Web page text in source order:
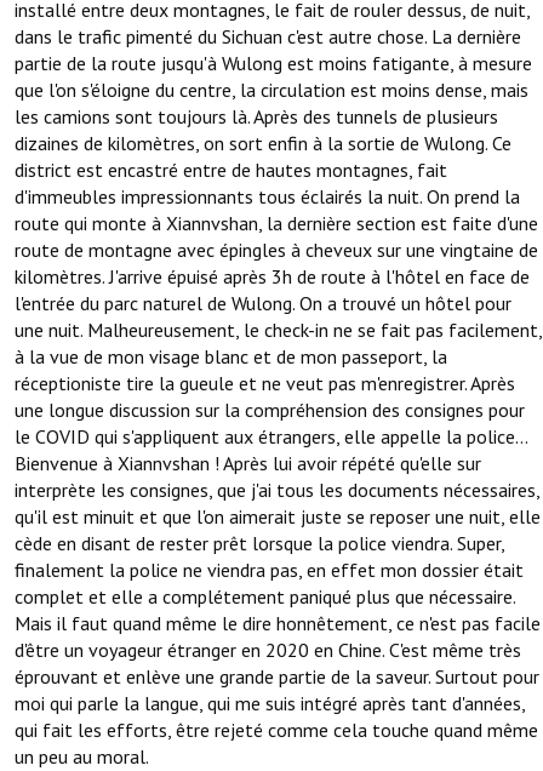
installé entre deux montagnes, le fait de rouler dessus, de nuit,
dans le trafic pimenté du Sichuan c'est autre chose. La dernière
partie de la route jusqu'à Wulong est moins fatigante, à mesure
que l'on s'éloigne du centre, la circulation est moins dense, mais
les camions sont toujours là. Après des tunnels de plusieurs
dizaines de kilomètres, on sort enfin à la sortie de Wulong. Ce
district est encastré entre de hautes montagnes, fait
d'immeubles impressionnants tous éclairés la nuit. On prend la
route qui monte à Xiannvshan, la dernière section est faite d'une
route de montagne avec épingles à cheveux sur une vingtaine de
kilomètres. J'arrive épuisé après 3h de route à l'hôtel en face de
l'entrée du parc naturel de Wulong. On a trouvé un hôtel pour
une nuit. Malheureusement, le check-in ne se fait pas facilement,
à la vue de mon visage blanc et de mon passeport, la
réceptioniste tire la gueule et ne veut pas m'enregistrer. Après
une longue discussion sur la compréhension des consignes pour
le COVID qui s'appliquent aux étrangers, elle appelle la police...
Bienvenue à Xiannvshan ! Après lui avoir répété qu'elle sur
interprète les consignes, que j'ai tous les documents nécessaires,
qu'il est minuit et que l'on aimerait juste se reposer une nuit, elle
cède en disant de rester prêt lorsque la police viendra. Super,
finalement la police ne viendra pas, en effet mon dossier était
complet et elle a complétement paniqué plus que nécessaire.
Mais il faut quand même le dire honnêtement, ce n'est pas facile
d'être un voyageur étranger en 2020 en Chine. C'est même très
éprouvant et enlève une grande partie de la saveur. Surtout pour
moi qui parle la langue, qui me suis intégré après tant d'années,
qui fait les efforts, être rejeté comme cela touche quand même
un peu au moral.